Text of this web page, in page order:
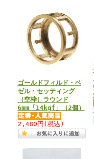
ゴールドフィルド・ベ
ゼル・セッティング
（空枠）ラウンド
6mm「14kgf」（2個）
2,480円 (税込)